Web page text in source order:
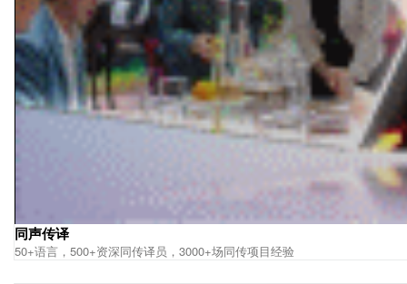
同声传译
50+语言，500+资深同传译员，3000+场同传项目经验